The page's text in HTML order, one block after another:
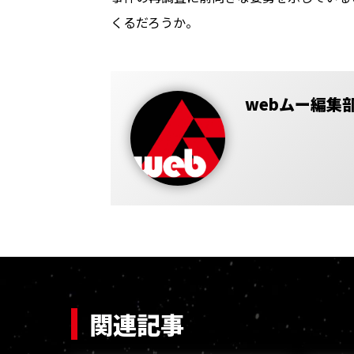
くるだろうか。
webムー編集
関連記事